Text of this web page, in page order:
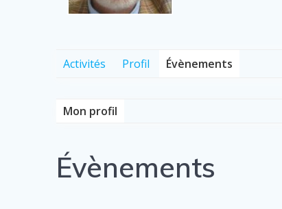
Activités Profil Évènements
Mon profil
Évènements